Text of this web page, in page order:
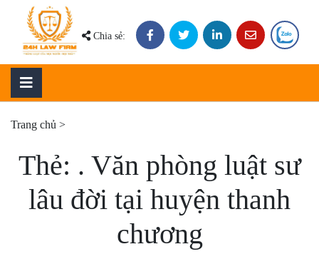
content
Chia sẻ:
Trang chủ >
Thẻ: . Văn phòng luật sư
lâu đời tại huyện thanh
chương